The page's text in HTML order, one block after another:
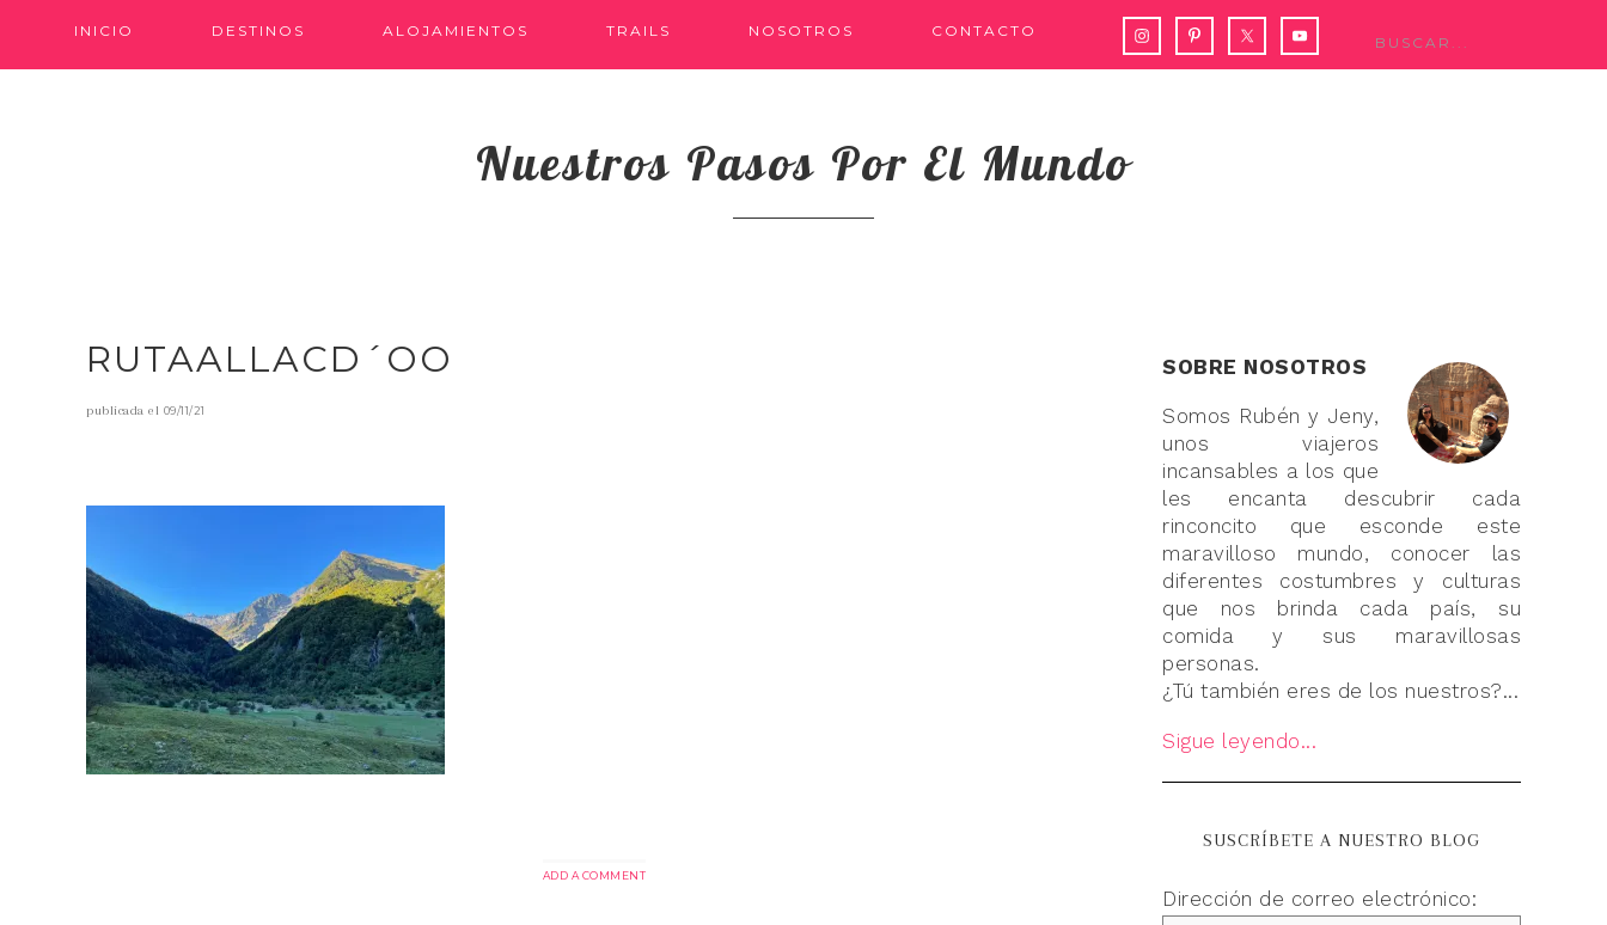
INICIO DESTINOS ALOJAMIENTOS TRAILS NOSOTROS CONTACTO
Nuestros Pasos Por El Mundo
RUTAALLACD´OO
publicada el 09/11/21
ADD A COMMENT
SOBRE NOSOTROS
Somos Rubén y Jeny,
unos viajeros
incansables a los que
les encanta descubrir cada
rinconcito que esconde este
maravilloso mundo, conocer las
diferentes costumbres y culturas
que nos brinda cada país, su
comida y sus maravillosas
personas.
¿Tú también eres de los nuestros?...
Sigue leyendo...
SUSCRÍBETE A NUESTRO BLOG
Dirección de correo electrónico: